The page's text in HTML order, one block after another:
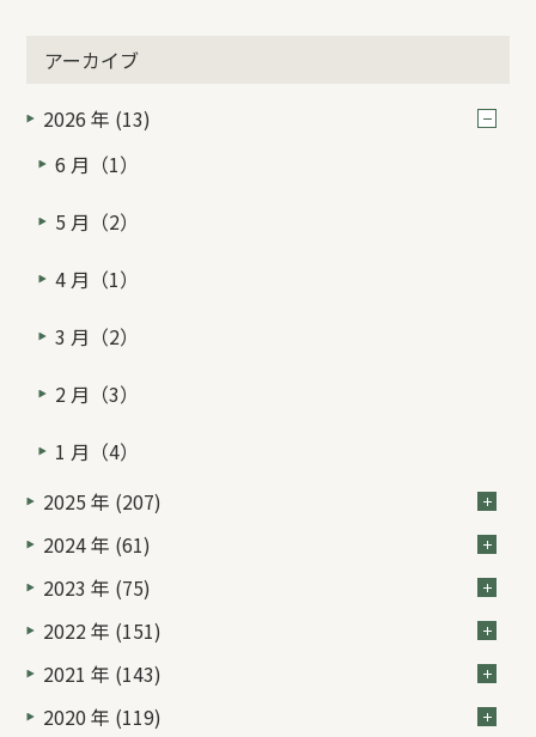
アーカイブ
2026 年 (13)
6 月（1）
5 月（2）
4 月（1）
3 月（2）
2 月（3）
1 月（4）
2025 年 (207)
2024 年 (61)
2023 年 (75)
2022 年 (151)
2021 年 (143)
2020 年 (119)